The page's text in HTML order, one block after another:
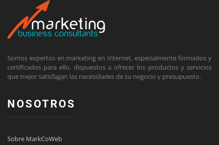
Somos expertos en marketing en Internet, especialmente formados y
certificados para ello, dispuestos a ofrecer los productos y servicios
que mejor satisfagan las necesidades de su negocio y presupuesto.
NOSOTROS
Sobre MarkCoWeb